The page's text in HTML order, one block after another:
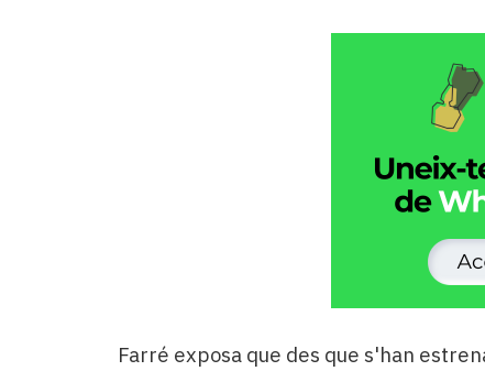
Farré exposa que des que s'han